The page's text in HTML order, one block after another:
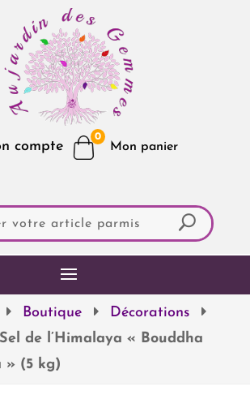
compte
0
Boutique
Décorations
de l’Himalaya « Bouddha
» (5 kg)